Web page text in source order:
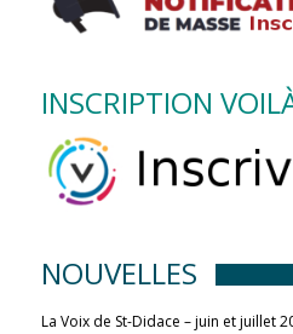
INSCRIPTION
NOUVELLES
La Voix de St-Didace – juin et juillet